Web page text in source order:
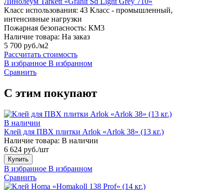
Класс использования: 43 Класс - промышленный,
интенсивные нагрузки
Пожарная безопасность: КМ3
Наличие товара: На заказ
5 700 руб./м2
Рассчитать стоимость
В избранное В избранном
Сравнить
С этим покупают
В наличии
Клей для ПВХ плитки Arlok «Arlok 38» (13 кг.)
Наличие товара: В наличии
6 624 руб./шт
Купить
В избранное В избранном
Сравнить